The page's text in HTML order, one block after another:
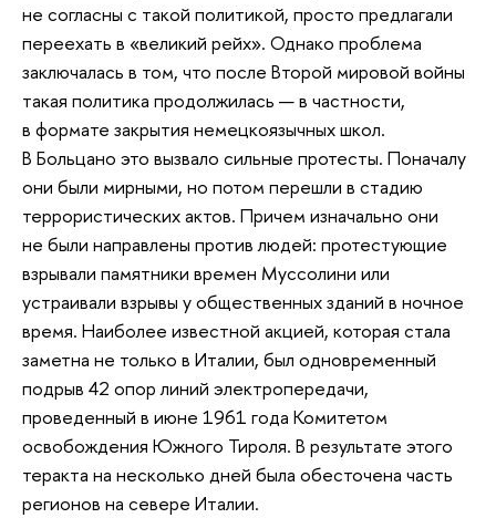
не согласны с такой политикой, просто предлагали
переехать в «великий рейх». Однако проблема
заключалась в том, что после Второй мировой войны
такая политика продолжилась — в частности,
в формате закрытия немецкоязычных школ.
В Больцано это вызвало сильные протесты. Поначалу
они были мирными, но потом перешли в стадию
террористических актов. Причем изначально они
не были направлены против людей: протестующие
взрывали памятники времен Муссолини или
устраивали взрывы у общественных зданий в ночное
время. Наиболее известной акцией, которая стала
заметна не только в Италии, был одновременный
подрыв 42 опор линий электропередачи,
проведенный в июне 1961 года Комитетом
освобождения Южного Тироля. В результате этого
теракта на несколько дней была обесточена часть
регионов на севере Италии.